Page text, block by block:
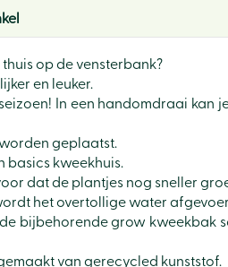
op de vensterbank?
en leuker.
In een handomdraai
geplaatst.
basics kweekhuis.
dat de plantjes nog sneller
het overtollige water
bijbehorende grow
van gerecycled kunststof.